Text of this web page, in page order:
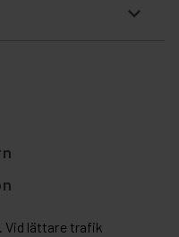
Vid lättare trafik